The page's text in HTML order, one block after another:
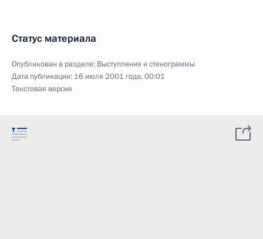
Статус материала
Опубликован в разделе: Выступления и стенограммы
Дата публикации: 16 июля 2001 года, 00:01
Текстовая версия